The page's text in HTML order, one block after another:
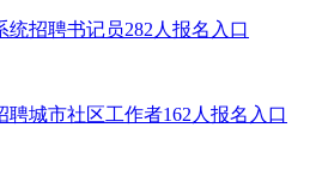
统招聘书记员282人报名入口
聘城市社区工作者162人报名入口